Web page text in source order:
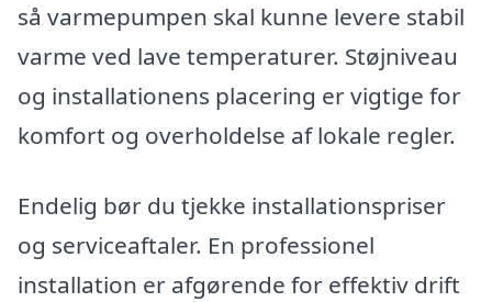
så varmepumpen skal kunne levere stabil
varme ved lave temperaturer. Støjniveau
og installationens placering er vigtige for
komfort og overholdelse af lokale regler.
Endelig bør du tjekke installationspriser
og serviceaftaler. En professionel
installation er afgørende for effektiv drift